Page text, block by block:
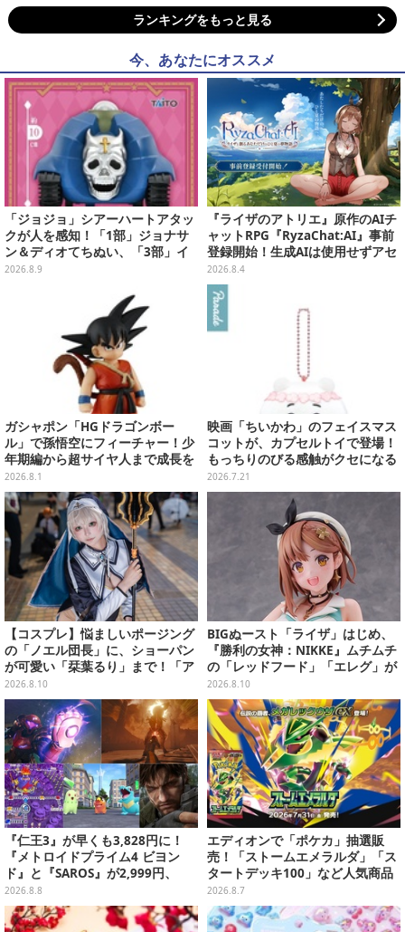
ランキングをもっと見る
今、あなたにオススメ
「ジョジョ」シアーハートアタッ
クが人を感知！「1部」ジョナサ
ン＆ディオてちぬい、「3部」イ
ギー＆クリームのなりきり帽子な
2026.8.9
『ライザのアトリエ』原作のAIチ
ャットRPG『RyzaChat:AI』事前
登録開始！生成AIは使用せずアセ
ットはトリダモノ氏監修で人力作
成、音声もアプリ専用収録素材を
活用
2026.8.4
ガシャポン「HGドラゴンボー
ル」で孫悟空にフィーチャー！少
年期編から超サイヤ人まで成長を
感じられる全4種
2026.8.1
映画「ちいかわ」のフェイスマス
コットが、カプセルトイで登場！
もっちりのびる感触がクセになる
ハチワレ、セイレーンなど全5種
2026.7.21
【コスプレ】悩ましいポージング
の「ノエル団長」に、ショーパン
が可愛い「栞葉るり」まで！「ア
コスタ池袋」人気VTuberレイヤ
ーまとめ
2026.8.10
BIGぬースト「ライザ」はじめ、
『勝利の女神：NIKKE』ムチムチ
の「レッドフード」「エレグ」が
上位に！7月あみあみフィギュア
予約ランキング
2026.8.10
『仁王3』が早くも3,828円に！
『メトロイドプライム4 ビヨン
ド』と『SAROS』が2,999円、
『メタルギアソリッド Δ』は2,49
9円─ゲオ店舗＆ストアのゲームセ
ールは8月8日から
2026.8.8
エディオンで「ポケカ」抽選販
売！「ストームエメラルダ」「ス
タートデッキ100」など人気商品
が対象
2026.8.7